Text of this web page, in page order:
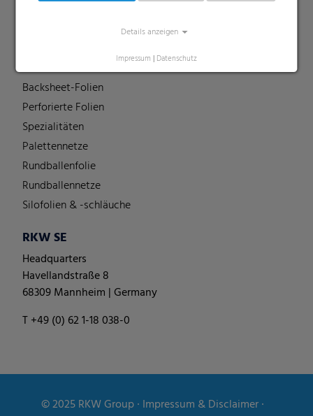
Details anzeigen
Impressum | Datenschutz
Ernteverfrühungsfolien
Vliesstoffe
Backsheet-Folien
Perforierte Folien
Spezialitäten
Palettennetze
Rundballenfolie
Rundballennetze
Silofolien & -schläuche
RKW SE
Headquarters
Havellandstraße 8
68309 Mannheim | Germany
T +49 (0) 62 1-18 038-0
© 2025RKW Group∙ Impressum & Disclaimer∙